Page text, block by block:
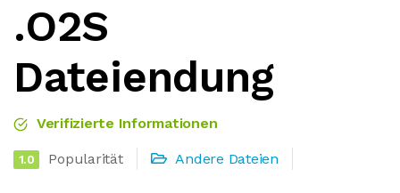
.O2S
Dateiendung
Verifizierte Informationen
1.0 Popularität Andere Dateien